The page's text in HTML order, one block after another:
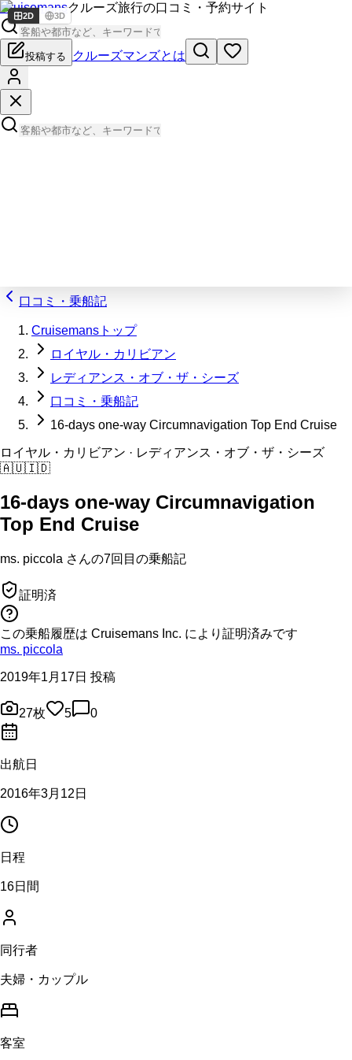
Cruisemansクルーズ旅行の口コミ・予約サイト
投稿する クルーズマンズとは
口コミ・乗船記
Cruisemansトップ
ロイヤル・カリビアン
レディアンス・オブ・ザ・シーズ
口コミ・乗船記
16-days one-way Circumnavigation Top End Cruise
ロイヤル・カリビアン · レディアンス・オブ・ザ・シーズ
🇦🇺🇮🇩
16-days one-way Circumnavigation
Top End Cruise
ms. piccola さんの7回目の乗船記
証明済
この乗船履歴は Cruisemans Inc. により証明済みです
ms. piccola
2019年1月17日 投稿
27枚 5 0
出航日
2016年3月12日
日程
16日間
同行者
夫婦・カップル
客室
2D 3D